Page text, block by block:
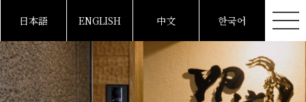
日本語 ENGLISH 中文 한국어